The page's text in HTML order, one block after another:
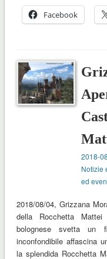
Facebook
2018-
Notizie
ed
2018/08/04, Grizzana
della Rocchetta
bolognese svetta un
inconfondibile affascina
la splendida Rocchetta